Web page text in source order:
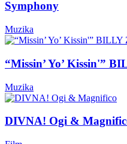
Symphony
Muzika
“Missin’ Yo’ Kissin'”
Muzika
DIVNA! Ogi &